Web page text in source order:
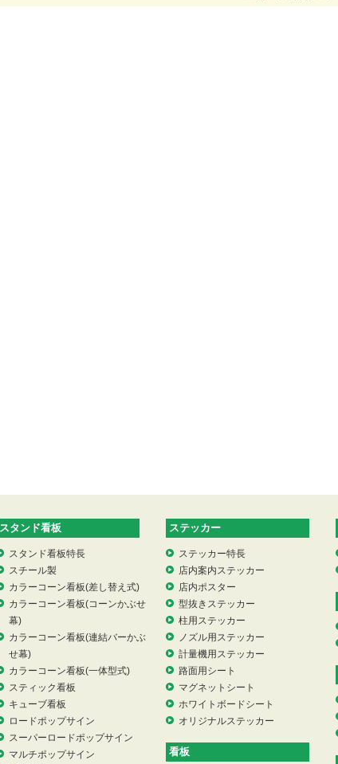
スタンド看板
スタンド看板特長
スチール製
カラーコーン看板(差し替え式)
カラーコーン看板(コーンかぶせ
幕)
カラーコーン看板(連結バーかぶ
せ幕)
カラーコーン看板(一体型式)
スティック看板
キューブ看板
ロードポップサイン
スーパーロードポップサイン
マルチポップサイン
ステッカー
ステッカー特長
店内案内ステッカー
店内ポスター
型抜きステッカー
柱用ステッカー
ノズル用ステッカー
計量機用ステッカー
路面用シート
マグネットシート
ホワイトボードシート
オリジナルステッカー
看板